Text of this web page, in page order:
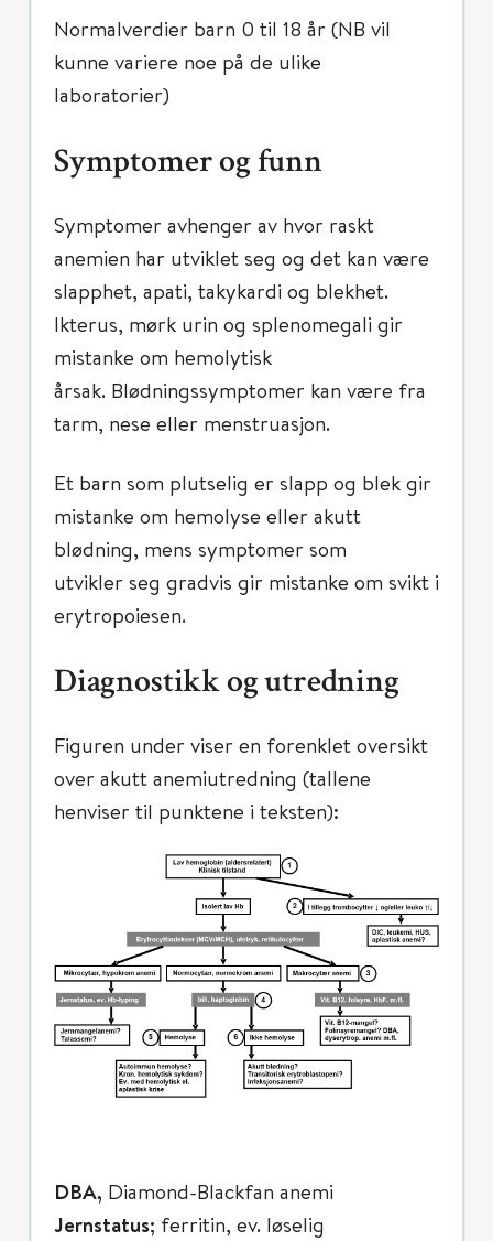
Normalverdier barn 0 til 18 år (NB vil
kunne variere noe på de ulike
laboratorier)
Symptomer og funn
Symptomer avhenger av hvor raskt
anemien har utviklet seg og det kan være
slapphet, apati, takykardi og blekhet.
Ikterus, mørk urin og splenomegali gir
mistanke om hemolytisk
årsak. Blødningssymptomer kan være fra
tarm, nese eller menstruasjon.
Et barn som plutselig er slapp og blek gir
mistanke om hemolyse eller akutt
blødning, mens symptomer som
utvikler seg gradvis gir mistanke om svikt i
erytropoiesen.
Diagnostikk og utredning
Figuren under viser en forenklet oversikt
over akutt anemiutredning (tallene
henviser til punktene i teksten):
DBA, Diamond-Blackfan anemi
Jernstatus; ferritin, ev. løselig